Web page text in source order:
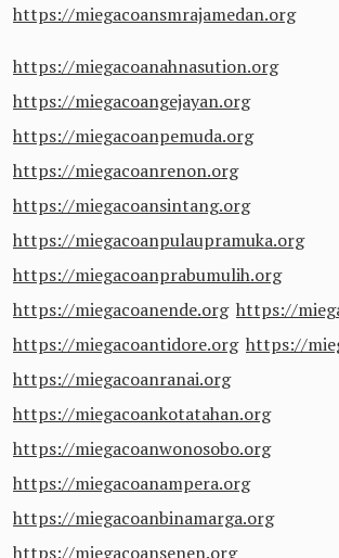
https://miegacoansmrajamedan.org
https://miegacoanahnasution.org
https://miegacoangejayan.org
https://miegacoanpemuda.org
https://miegacoanrenon.org
https://miegacoansintang.org
https://miegacoanpulaupramuka.org
https://miegacoanprabumulih.org
https://miegacoanende.org https://
https://miegacoantidore.org https://
https://miegacoanranai.org
https://miegacoankotatahan.org
https://miegacoanwonosobo.org
https://miegacoanampera.org
https://miegacoanbinamarga.org
https://miegacoansenen.org